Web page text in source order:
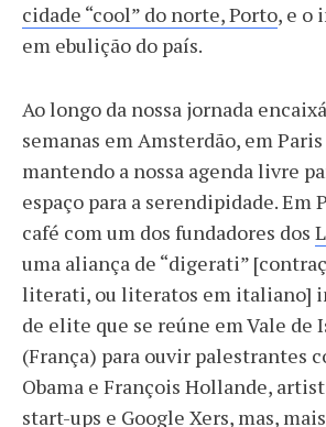
cidade “cool” do norte, Porto, e o
em ebulição do país.
Ao longo da nossa jornada
semanas em Amsterdão, em
mantendo a nossa agenda livre
espaço para a serendipidade. Em
café com um dos fundadores dos
uma aliança de “digerati”
literati, ou literatos em italiano]
de elite que se reúne em Vale de
(França) para ouvir palestrantes
Obama e François Hollande,
start-ups e Google Xers, mas,